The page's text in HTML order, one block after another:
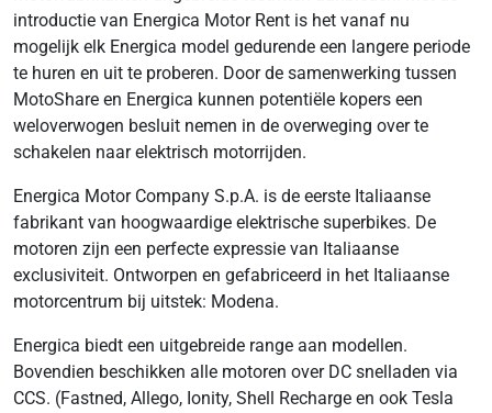
introductie van Energica Motor Rent is het vanaf nu
mogelijk elk Energica model gedurende een langere periode
te huren en uit te proberen. Door de samenwerking tussen
MotoShare en Energica kunnen potentiële kopers een
weloverwogen besluit nemen in de overweging over te
schakelen naar elektrisch motorrijden.
Energica Motor Company S.p.A. is de eerste Italiaanse
fabrikant van hoogwaardige elektrische superbikes. De
motoren zijn een perfecte expressie van Italiaanse
exclusiviteit. Ontworpen en gefabriceerd in het Italiaanse
motorcentrum bij uitstek: Modena.
Energica biedt een uitgebreide range aan modellen.
Bovendien beschikken alle motoren over DC snelladen via
CCS. (Fastned, Allego, Ionity, Shell Recharge en ook Tesla